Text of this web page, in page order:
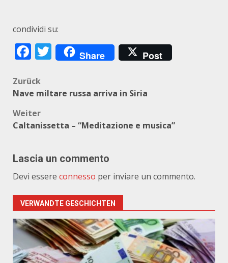
condividi su:
Facebook
Twitter
Share Post
Beitragsnavigation
Zurück
Nave miltare russa arriva in Siria
Weiter
Caltanissetta – “Meditazione e musica”
Lascia un commento
Devi essere connesso per inviare un commento.
VERWANDTE GESCHICHTEN